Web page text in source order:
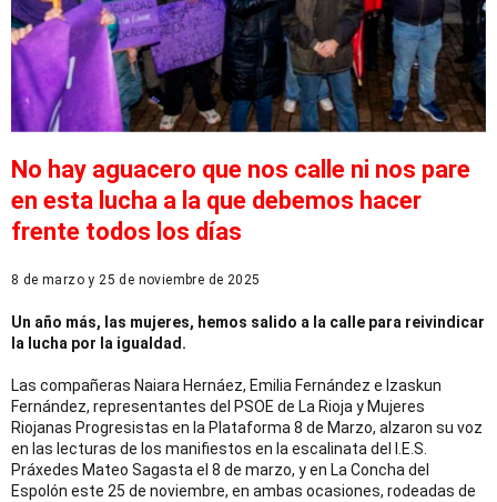
No hay aguacero que nos calle ni nos pare
en esta lucha a la que debemos hacer
frente todos los días
8 de marzo y 25 de noviembre de 2025
Un año más, las mujeres, hemos salido a la calle para reivindicar
la lucha por la igualdad.
Las compañeras Naiara Hernáez, Emilia Fernández e Izaskun
Fernández, representantes del PSOE de La Rioja y Mujeres
Riojanas Progresistas en la Plataforma 8 de Marzo, alzaron su voz
en las lecturas de los manifiestos en la escalinata del I.E.S.
Práxedes Mateo Sagasta el 8 de marzo, y en La Concha del
Espolón este 25 de noviembre, en ambas ocasiones, rodeadas de